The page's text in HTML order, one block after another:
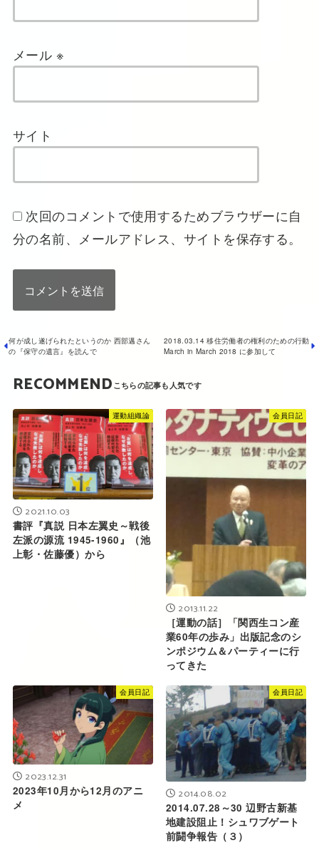
メール ※
サイト
次回のコメントで使用するためブラウザーに自
分の名前、メールアドレス、サイトを保存する。
2018.03.14 移住労働者の権利のための行動
March in March 2018 に参加して
何が成し遂げられたというのか 西部邁さん
の『保守の遺言』を読んで
RECOMMEND
運動組織論
2021.10.03
書評『真説 日本左翼史～戦後
左派の源流 1945-1960』（池
上彰・佐藤優）から
会員日記
2013.11.22
［運動の話］「関西生コン産
業60年の歩み」出版記念のシ
ンポジウム＆パーティーに行
ってきた
会員日記
2023.12.31
2023年10月から12月のアニ
メ
会員日記
2014.08.02
2014.07.28～30 辺野古新基
地建設阻止！シュワブゲート
前闘争報告（３）